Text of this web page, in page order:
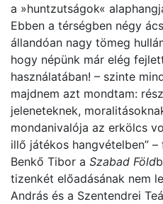
a »huntzutságok«
Ebben a térségben négy
állandóan nagy tömeg
hogy népünk már elég
használatában! – szinte
majdnem azt mondtam:
jeleneteknek,
mondanivalója az erkölcs
illő játékos hangvételben”
Benkő Tibor a Szabad Föld
tizenkét előadásának nem
András és a Szentendrei